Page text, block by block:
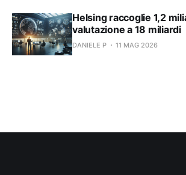
Helsing raccoglie 1,2
valutazione a 18 miliardi
DANIELE P 11 MAG 2026